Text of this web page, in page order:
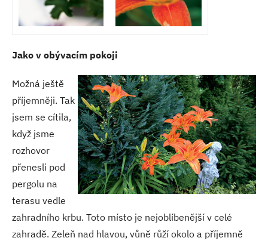
Jako v obývacím pokoji
Možná ještě
příjemněji. Tak
jsem se cítila,
když jsme
rozhovor
přenesli pod
pergolu na
terasu vedle
zahradního krbu. Toto místo je nejoblíbenější v celé
zahradě. Zeleň nad hlavou, vůně růží okolo a příjemně